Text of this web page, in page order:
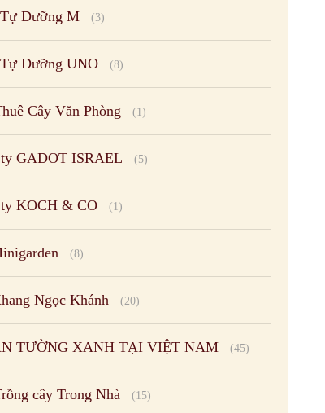
Dưỡng M (3)
Dưỡng UNO (8)
Cây Văn Phòng (1)
GADOT ISRAEL (5)
KOCH & CO (1)
(8)
Ngọc Khánh (20)
TƯỜNG XANH TẠI VIỆT NAM (45)
cây Trong Nhà (15)